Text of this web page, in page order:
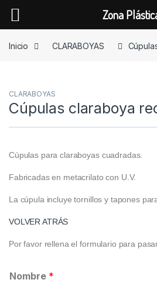
Inicio
CLARABOYAS
CLARABOYAS
Cúpulas claraboya
Cúpulas para claraboyas cuadradas.
Fabricadas en metacrilato con U.V.
La cúpula incluye tornillos y tapones
VOLVER ATRÁS
Por favor rellena el formulario para
Nombre *
Zona